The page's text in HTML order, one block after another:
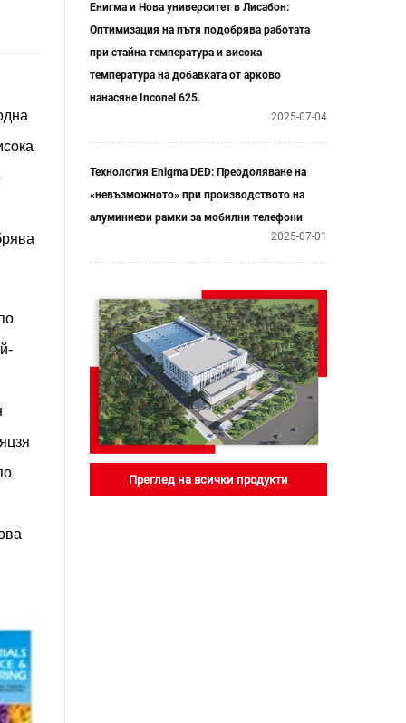
Енигма и Нова университет в Лисабон:
Оптимизация на пътя подобрява работата
при стайна температура и висока
температура на добавката от арково
нанасяне Inconel 625.
2025-07-04
Технология Enigma DED: Преодоляване на
«невъзможното» при производството на
алуминиеви рамки за мобилни телефони
2025-07-01
Преглед на всички продукти